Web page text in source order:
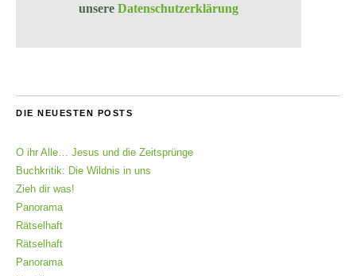
unsereDatenschutzerklärung
DIE NEUESTEN POSTS
O ihr Alle… Jesus und die Zeitsprünge
Buchkritik: Die Wildnis in uns
Zieh dir was!
Panorama
Rätselhaft
Rätselhaft
Panorama